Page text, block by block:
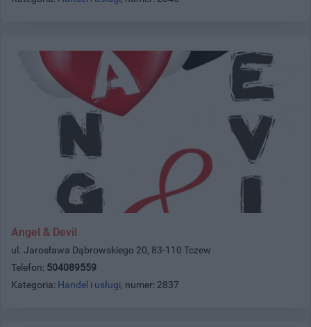
Angel & Devil
ul. Jarosława Dąbrowskiego 20, 83-110 Tczew
Telefon: 504089559
Kategoria: Handel i usługi, numer: 2837